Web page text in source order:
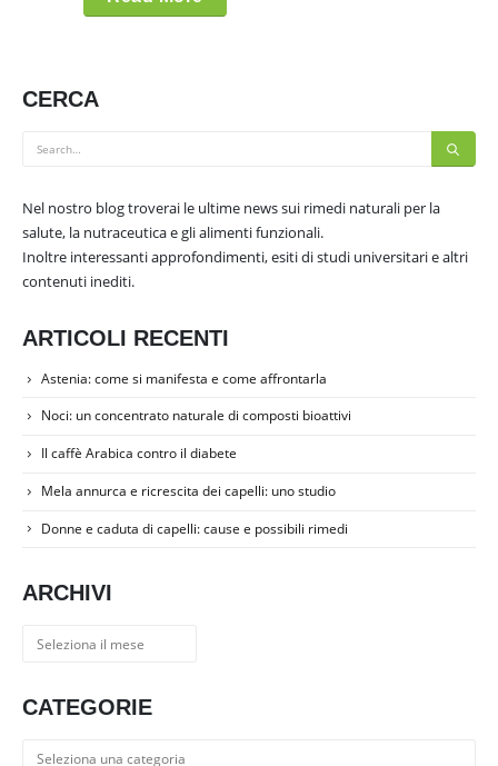
CERCA
Nel nostro blog troverai le ultime news sui rimedi naturali per la
salute, la nutraceutica e gli alimenti funzionali.
Inoltre interessanti approfondimenti, esiti di studi universitari e altri
contenuti inediti.
ARTICOLI RECENTI
Astenia: come si manifesta e come affrontarla
Noci: un concentrato naturale di composti bioattivi
Il caffè Arabica contro il diabete
Mela annurca e ricrescita dei capelli: uno studio
Donne e caduta di capelli: cause e possibili rimedi
ARCHIVI
Archivi
CATEGORIE
Categorie